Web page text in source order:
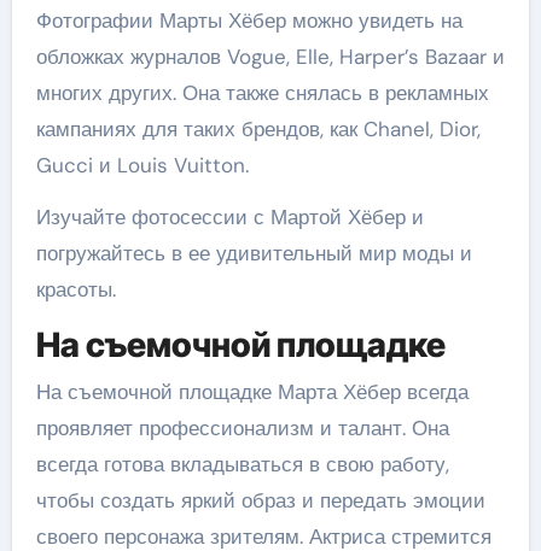
Фотографии Марты Хёбер можно увидеть на
обложках журналов Vogue, Elle, Harper’s Bazaar и
многих других. Она также снялась в рекламных
кампаниях для таких брендов, как Chanel, Dior,
Gucci и Louis Vuitton.
Изучайте фотосессии с Мартой Хёбер и
погружайтесь в ее удивительный мир моды и
красоты.
На съемочной площадке
На съемочной площадке Марта Хёбер всегда
проявляет профессионализм и талант. Она
всегда готова вкладываться в свою работу,
чтобы создать яркий образ и передать эмоции
своего персонажа зрителям. Актриса стремится